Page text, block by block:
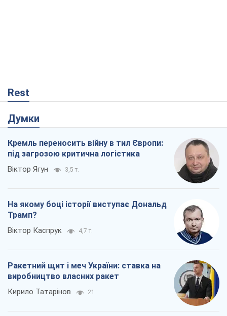
Rest
Думки
Кремль переносить війну в тил Європи:
під загрозою критична логістика
Віктор Ягун 3,5 т.
На якому боці історії виступає Дональд
Трамп?
Віктор Каспрук 4,7 т.
Ракетний щит і меч України: ставка на
виробництво власних ракет
Кирило Татарінов 21